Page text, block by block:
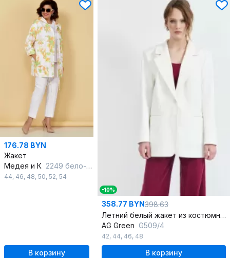
176.78 BYN
Жакет
Медея и К 2249 бело-оранжевый
44, 46, 48, 50, 52, 54
В корзину
-10%
358.77 BYN398.63
Летний белый жакет из костюмной ткани с отрезным бочком
AG Green G509/4
42, 44, 46, 48
В корзину